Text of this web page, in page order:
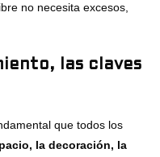
no necesita excesos,
las claves
que todos los
la decoración, la